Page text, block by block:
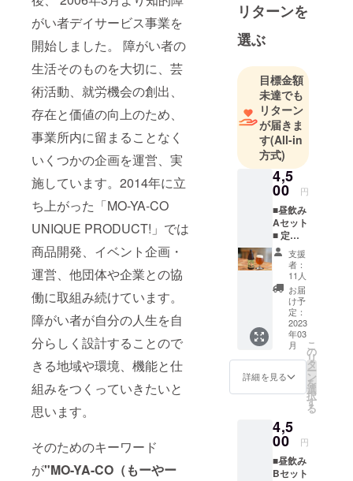
がい者デイサービス事業を
開始しました。 障がい者の
生活そのものを大切に、芸
術活動、就労機会の創出、
存在と価値の向上のため、
事業所内に留まることなく
いくつかの企画を運営、実
施しています。2014年に立
ち上がった「MO-YA-CO
UNIQUE PRODUCT!」では
商品開発、イベント企画・
運営、他団体や企業との協
働に取組み続けています。
障がい者が自分の人生を自
分らしく設計することので
きる地域や環境、機能と仕
組みをつくっていきたいと
思います。
そのためのキーワード
が"MO-YA-CO（もーやー
で主体的に
生活してい
くことを目
的・福祉的
まちづくり
「MO-YA-
CO TOWN」
に取り組ん
でいます。
｢MO-YA-CO
＝もーやー
こ」は、名
古屋弁で
「分けっ
こ、持ち合
い」を意味
する言葉。
分け合い持
ち合うこと
豊かな関
観・可能性
を追求し、
みんなで分
け合える
リターンを
選ぶ
目標金額
未達でも
リターン
が届きま
す(All-in
方式)
4,5
00 円
■昼飲み
Aセット
■ 定番
ビール3
種入り
KENZO
IPA
Future
Tree
・Pop
Eyes
・ペッ
パー
チーズ
キー ・
さをり
織り
コース
ター×2
支援
者：
11人
お届
け予
定：
2023
年03
月
詳細を見る
こ
の
リ
タ
ー
ン
を
選
択
す
る
4,5
00 円
■昼飲み
Bセット